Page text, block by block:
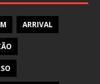
ARRIVAL